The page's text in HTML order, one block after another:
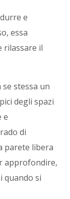
e
essa
rilassare il
stessa un
degli spazi
e
di
parete libera
approfondire,
quando si